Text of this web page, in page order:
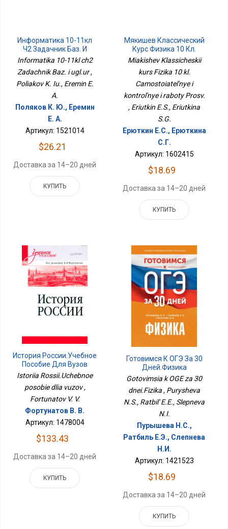
Информатика 10-11кл
Ч2 Задачник Баз. И
Угл.ур
Informatika 10-11kl ch2
Zadachnik Baz. i ugl.ur ,
Poliakov K. Iu., Eremin E.
A.
Поляков К. Ю., Еремин
Е. А.
Артикул: 1521014
$26.21
Доставка за 14–20 дней
КУПИТЬ
Мякишев Классический
Курс Физика 10 Кл.
Cамостоятельные И
Просв.
Miakishev Klassicheskii
kurs Fizika 10 kl.
Camostoiatel'nye i
kontrol'nye i raboty Prosv.
, Eriutkin E.S., Eriutkina
S.G.
Ерюткин Е.С., Ерюткина
С.Г.
Артикул: 1602415
$18.69
Доставка за 14–20 дней
КУПИТЬ
История России.Учебное
Пособие Для Вузов
Istoriia Rossii.Uchebnoe
posobie dlia vuzov ,
Fortunatov V. V.
Фортунатов В. В.
Артикул: 1478004
$133.43
Доставка за 14–20 дней
КУПИТЬ
Готовимся К ОГЭ За 30
Дней.Физика
Gotovimsia k OGE za 30
dnei.Fizika , Purysheva
N.S., Ratbil' E.E., Slepneva
N.I.
Пурышева Н.С.,
Ратбиль Е.Э., Слепнева
Н.И.
Артикул: 1421523
$18.69
Доставка за 14–20 дней
КУПИТЬ